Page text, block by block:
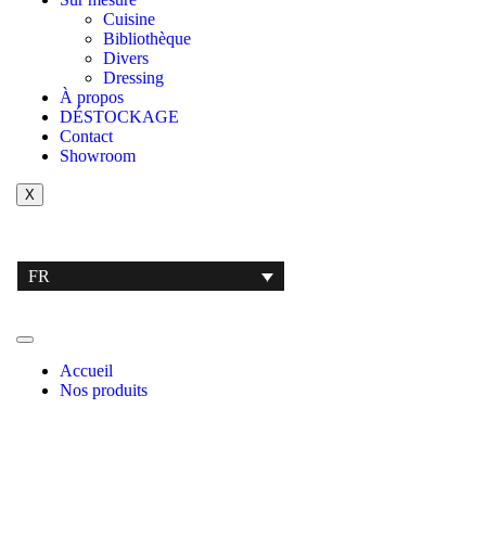
Cuisine
Bibliothèque
Divers
Dressing
À propos
DÉSTOCKAGE
Contact
Showroom
X
FR
Accueil
Nos produits